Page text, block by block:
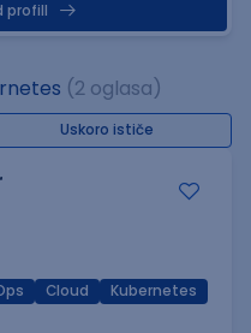
profill
(2 oglasa)
Uskoro ističe
Cloud
Kubernetes